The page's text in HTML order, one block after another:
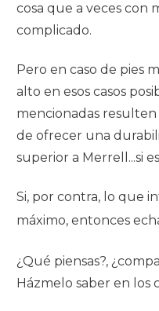
cosa que a veces con
complicado.
Pero en caso de pies
alto en esos casos
mencionadas resulten
de ofrecer una
superior a Merrell...si
Si, por contra, lo que
máximo, entonces
¿Qué piensas?,
Házmelo saber en los